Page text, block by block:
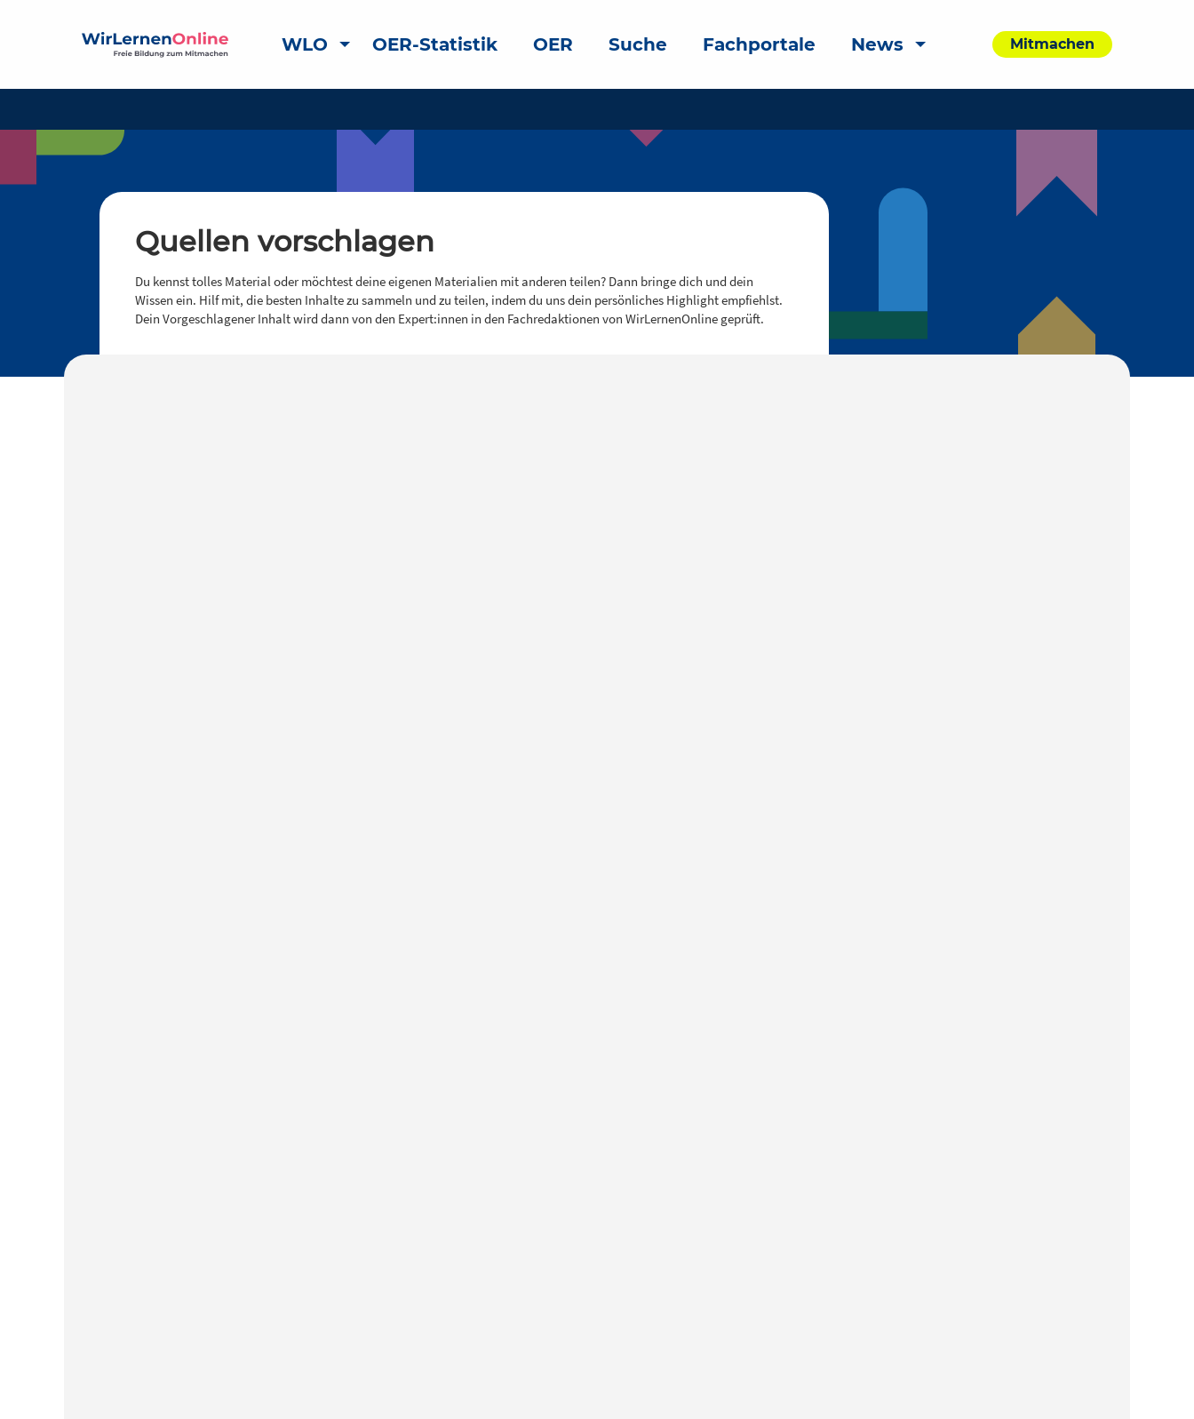
WLO OER-Statistik OER Suche Fachportale News Mitmachen
Quellen vorschlagen
Du kennst tolles Material oder möchtest deine eigenen Materialien mit anderen teilen? Dann bringe dich und dein
Wissen ein. Hilf mit, die besten Inhalte zu sammeln und zu teilen, indem du uns dein persönliches Highlight empfiehlst.
Dein Vorgeschlagener Inhalt wird dann von den Expert:innen in den Fachredaktionen von WirLernenOnline geprüft.